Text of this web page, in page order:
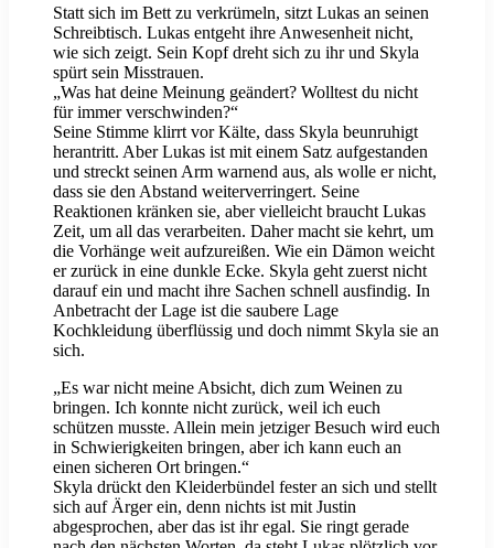
Statt sich im Bett zu verkrümeln, sitzt Lukas an seinen
Schreibtisch. Lukas entgeht ihre Anwesenheit nicht,
wie sich zeigt. Sein Kopf dreht sich zu ihr und Skyla
spürt sein Misstrauen.
„Was hat deine Meinung geändert? Wolltest du nicht
für immer verschwinden?“
Seine Stimme klirrt vor Kälte, dass Skyla beunruhigt
herantritt. Aber Lukas ist mit einem Satz aufgestanden
und streckt seinen Arm warnend aus, als wolle er nicht,
dass sie den Abstand weiterverringert. Seine
Reaktionen kränken sie, aber vielleicht braucht Lukas
Zeit, um all das verarbeiten. Daher macht sie kehrt, um
die Vorhänge weit aufzureißen. Wie ein Dämon weicht
er zurück in eine dunkle Ecke. Skyla geht zuerst nicht
darauf ein und macht ihre Sachen schnell ausfindig. In
Anbetracht der Lage ist die saubere Lage
Kochkleidung überflüssig und doch nimmt Skyla sie an
sich.
„Es war nicht meine Absicht, dich zum Weinen zu
bringen. Ich konnte nicht zurück, weil ich euch
schützen musste. Allein mein jetziger Besuch wird euch
in Schwierigkeiten bringen, aber ich kann euch an
einen sicheren Ort bringen.“
Skyla drückt den Kleiderbündel fester an sich und stellt
sich auf Ärger ein, denn nichts ist mit Justin
abgesprochen, aber das ist ihr egal. Sie ringt gerade